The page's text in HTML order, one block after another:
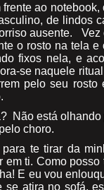
ao notebook,
de lindos
ausente. Vez
o rosto na tela e
fixos nela, e
se naquele
pelo seu rosto
Não está olhando
choro.
te tirar da
em ti. Como
E eu vou
se atira no sofá,